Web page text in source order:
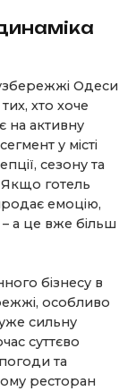
Одеси
хто хоче
на активну
у місті
сезону та
готель
емоцію,
– а це вже більш
бізнесу в
особливо
сильну
суттєво
та
ресторан